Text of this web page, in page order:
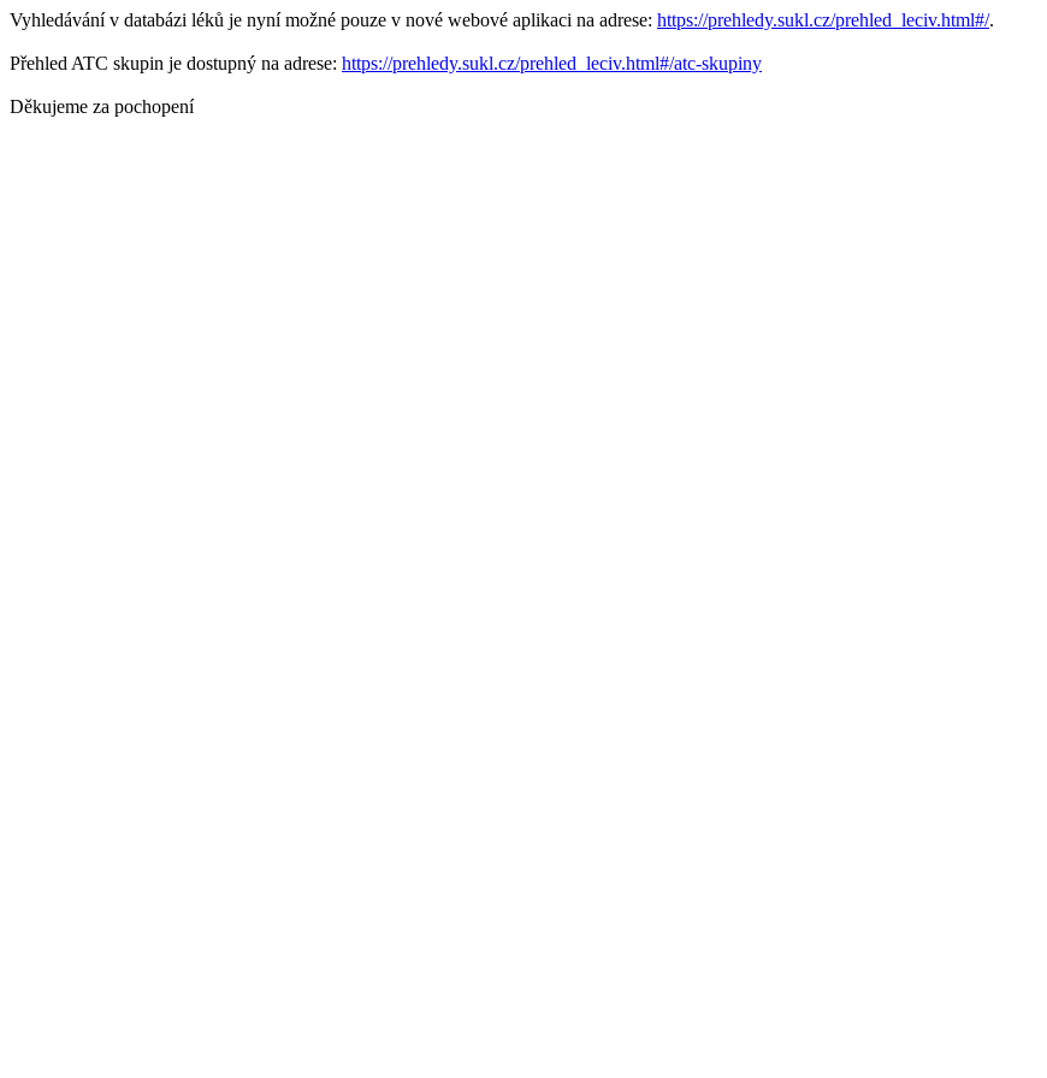
Vyhledávání v databázi léků je nyní možné pouze v nové webové aplikaci na adrese: https://prehledy.sukl.cz/prehled_leciv.html#/.
Přehled ATC skupin je dostupný na adrese: https://prehledy.sukl.cz/prehled_leciv.html#/atc-skupiny
Děkujeme za pochopení